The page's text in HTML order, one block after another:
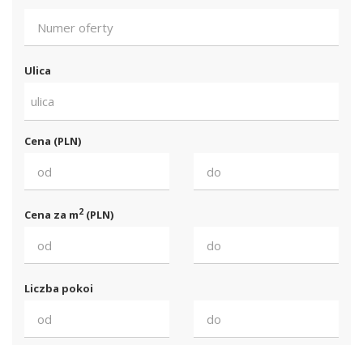
Ulica
ulica
Cena (PLN)
Cena za m2 (PLN)
Liczba pokoi